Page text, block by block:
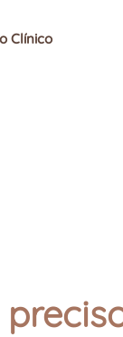
Clínico